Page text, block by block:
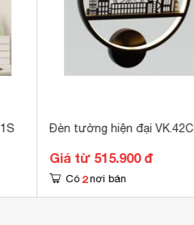
Đèn tường hiện đại VK.42C
Giá từ 515.900 đ
Có 2 nơi bán